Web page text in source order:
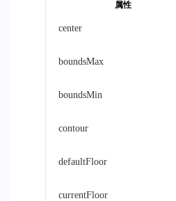
属性
center
boundsMax
boundsMin
contour
defaultFloor
currentFloor